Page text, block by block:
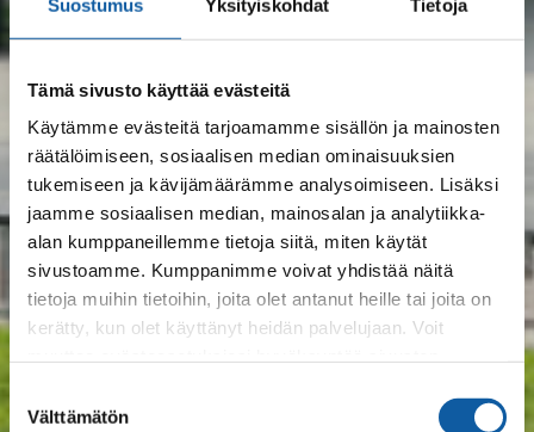
Suostumus Yksityiskohdat Tietoja
Tämä sivusto käyttää evästeitä
Käytämme evästeitä tarjoamamme sisällön ja mainosten
räätälöimiseen, sosiaalisen median ominaisuuksien
tukemiseen ja kävijämäärämme analysoimiseen. Lisäksi
jaamme sosiaalisen median, mainosalan ja analytiikka-
alan kumppaneillemme tietoja siitä, miten käytät
sivustoamme. Kumppanimme voivat yhdistää näitä
tietoja muihin tietoihin, joita olet antanut heille tai joita on
kerätty, kun olet käyttänyt heidän palvelujaan. Voit
Suostumuksen
valinta
Välttämätön